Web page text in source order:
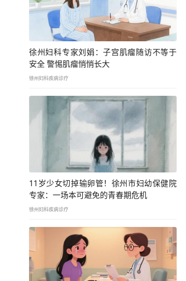
徐州妇科专家刘娟：子宫肌瘤随访不等于
安全 警惕肌瘤悄悄长大
徐州妇科疾病诊疗
11岁少女切掉输卵管！徐州市妇幼保健院
专家：一场本可避免的青春期危机
徐州妇科疾病诊疗